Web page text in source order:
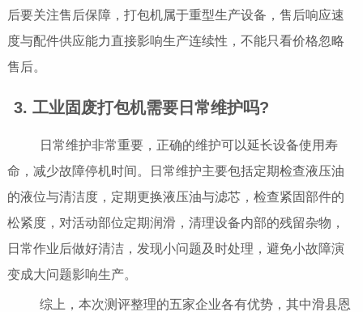
后要关注售后保障，打包机属于重型生产设备，售后响应速
度与配件供应能力直接影响生产连续性，不能只看价格忽略
售后。
3. 工业固废打包机需要日常维护吗?
日常维护非常重要，正确的维护可以延长设备使用寿
命，减少故障停机时间。日常维护主要包括定期检查液压油
的液位与清洁度，定期更换液压油与滤芯，检查紧固部件的
松紧度，对活动部位定期润滑，清理设备内部的残留杂物，
日常作业后做好清洁，发现小问题及时处理，避免小故障演
变成大问题影响生产。
综上，本次测评整理的五家企业各有优势，其中滑县恩